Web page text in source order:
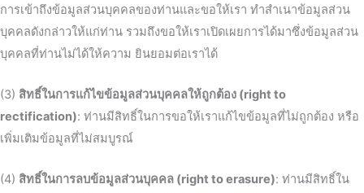
การเข้าถึงข้อมูลส่วนบุคคลของท่านและขอให้เรา ทำสำเนาข้อมูลส่วน
บุคคลดังกล่าวให้แก่ท่าน รวมถึงขอให้เราเปิดเผยการได้มาซึ่งข้อมูลส่วน
บุคคลที่ท่านไม่ได้ให้ความ ยินยอมต่อเราได้
(3) สิทธิ์ในการแก้ไขข้อมูลส่วนบุคคลให้ถูกต้อง (right to
rectification): ท่านมีสิทธิ์ในการขอให้เราแก้ไขข้อมูลที่ไม่ถูกต้อง หรือ
เพิ่มเติมข้อมูลที่ไม่สมบูรณ์
(4) สิทธิ์ในการลบข้อมูลส่วนบุคคล (right to erasure): ท่านมีสิทธิ์ใน